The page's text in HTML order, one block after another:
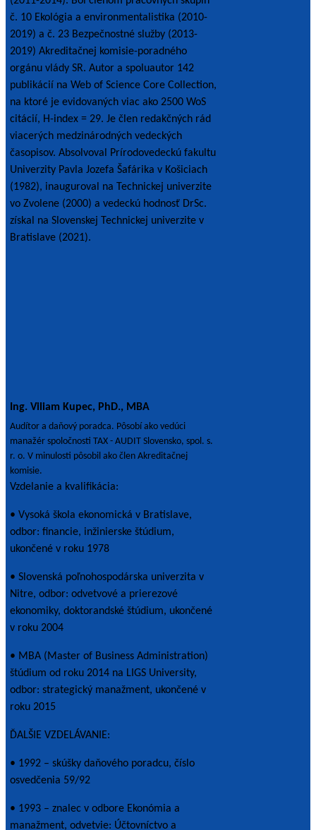
č. 10 Ekológia a environmentalistika (2010-
2019) a č. 23 Bezpečnostné služby (2013-
2019) Akreditačnej komisie-poradného
orgánu vlády SR. Autor a spoluautor 142
publikácií na Web of Science Core Collection,
na ktoré je evidovaných viac ako 2500 WoS
citácií, H-index = 29. Je člen redakčných rád
viacerých medzinárodných vedeckých
časopisov. Absolvoval Prírodovedeckú fakultu
Univerzity Pavla Jozefa Šafárika v Košiciach
(1982), inauguroval na Technickej univerzite
vo Zvolene (2000) a vedeckú hodnosť DrSc.
získal na Slovenskej Technickej univerzite v
Bratislave (2021).
Ing. Viliam Kupec, PhD., MBA
Audítor a daňový poradca. Pôsobí ako vedúci
manažér spoločnosti TAX - AUDIT Slovensko, spol. s.
r. o. V minulosti pôsobil ako člen Akreditačnej
komisie.
Vzdelanie a kvalifikácia:
• Vysoká škola ekonomická v Bratislave,
odbor: financie, inžinierske štúdium,
ukončené v roku 1978
• Slovenská poľnohospodárska univerzita v
Nitre, odbor: odvetvové a prierezové
ekonomiky, doktorandské štúdium, ukončené
v roku 2004
• MBA (Master of Business Administration)
štúdium od roku 2014 na LIGS University,
odbor: strategický manažment, ukončené v
roku 2015
ĎALŠIE VZDELÁVANIE:
• 1992 – skúšky daňového poradcu, číslo
osvedčenia 59/92
• 1993 – znalec v odbore Ekonómia a
manažment, odvetvie: Účtovníctvo a